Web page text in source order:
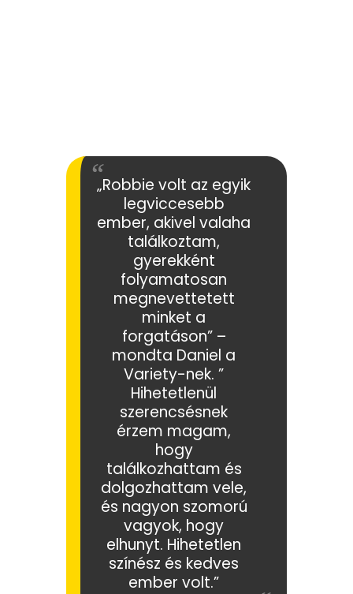
„Robbie volt az egyik
legviccesebb
ember, akivel valaha
találkoztam,
gyerekként
folyamatosan
megnevettetett
minket a
forgatáson” –
mondta Daniel a
Variety-nek. ”
Hihetetlenül
szerencsésnek
érzem magam,
hogy
találkozhattam és
dolgozhattam vele,
és nagyon szomorú
vagyok, hogy
elhunyt. Hihetetlen
színész és kedves
ember volt.”